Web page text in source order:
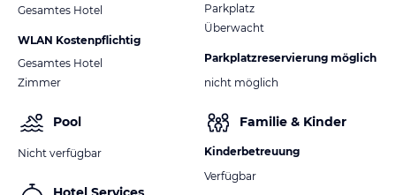
Gesamtes Hotel
WLAN Kostenpflichtig
Gesamtes Hotel
Zimmer
Pool
Nicht verfügbar
Parkplatz
Überwacht
Parkplatzreservierung möglich
nicht möglich
Familie & Kinder
Kinderbetreuung
Verfügbar